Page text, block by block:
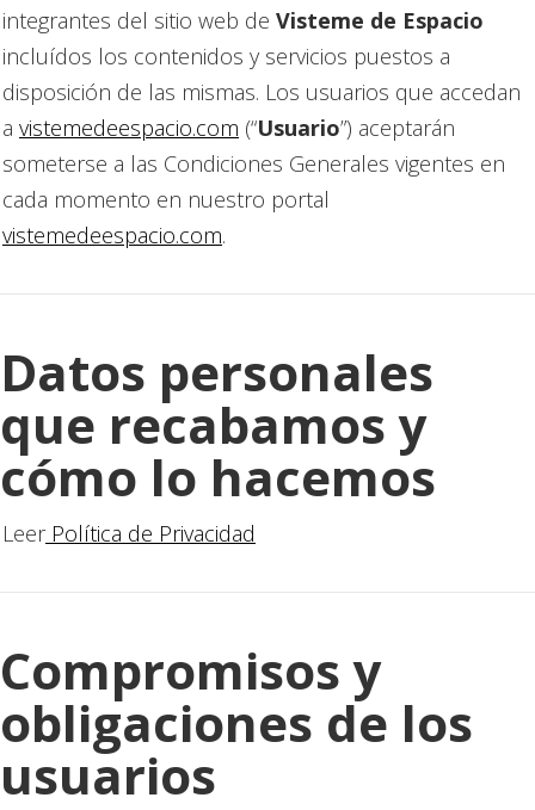
integrantes del sitio web de Visteme de Espacio
incluídos los contenidos y servicios puestos a
disposición de las mismas. Los usuarios que accedan
a vistemedeespacio.com (“Usuario”) aceptarán
someterse a las Condiciones Generales vigentes en
cada momento en nuestro portal
vistemedeespacio.com.
Datos personales
que recabamos y
cómo lo hacemos
LeerPolítica de Privacidad
Compromisos y
obligaciones de los
usuarios